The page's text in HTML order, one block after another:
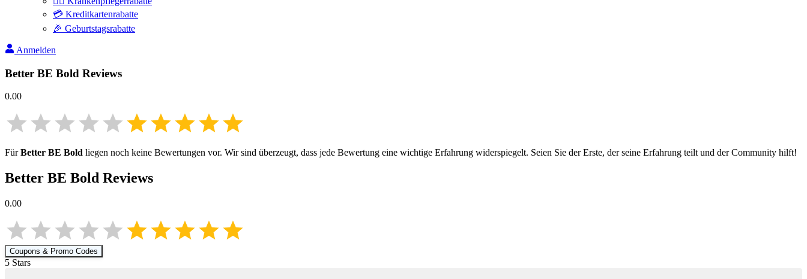
💳 Kreditkartenrabatte
🎉 Geburtstagsrabatte
Anmelden
Better BE Bold Reviews
0.00
FürBetter BE Bold liegen noch keine Bewertungen vor. Wir sind überzeugt, dass jede Bewertung eine wichtige Erfahrung widerspiegelt. Seien Sie der Erste, der seine Erfahrung teilt und der Community hilft!
Better BE Bold Reviews
0.00
Coupons & Promo Codes
5 Stars